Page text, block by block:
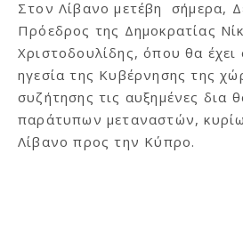
Στον Λίβανο μετέβη σήμερα,
Πρόεδρος της Δημοκρατίας
Χριστοδουλίδης, όπου θα
ηγεσία της Κυβέρνησης της
συζήτησης τις αυξημένες δια
παράτυπων μεταναστών,
Λίβανο προς την Κύπρο.